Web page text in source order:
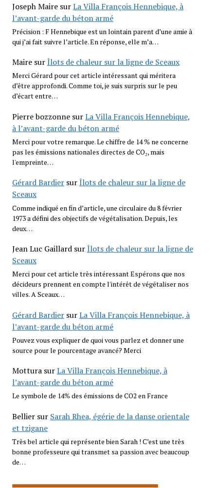
Joseph MairesurLa Villa François Hennebique, à
l’avant-garde du béton armé
Précision : F Hennebique est un lointain parent d’une amie à
qui j’ai fait suivre l’article. En réponse, elle m’a…
MairesurÎlots de chaleur sur la ligne de Sceaux
Merci Gérard pour cet article intéressant qui méritera
d’être approfondi. Comme toi, je suis surpris sur le peu
d’écart entre…
Pierre bozzonnesurLa Villa François Hennebique,
à l’avant-garde du béton armé
Merci pour votre remarque. Le chiffre de 14 % ne concerne
pas les émissions nationales directes de CO₂, mais
l'empreinte…
Gérard BardiersurÎlots de chaleur sur la ligne de
Sceaux
Comme indiqué en fin d’article, une circulaire du 8 février
1973 a défini des objectifs de végétalisation. Depuis, les
deux…
Jean Luc GaillardsurÎlots de chaleur sur la ligne de
Sceaux
Merci pour cet article très intéressant Espérons que nos
décideurs prennent en compte l'intérêt de végétaliser nos
villes. A Sceaux…
Gérard BardiersurLa Villa François Hennebique, à
l’avant-garde du béton armé
Pouvez vous expliquer de quoi vous parlez et donner une
source pour le pourcentage avancé? Merci
MotturasurLa Villa François Hennebique, à
l’avant-garde du béton armé
Le symbole de 14% des émissions de CO2 en France
Belliersur Sarah Rhea, égérie de la danse orientale
et tzigane
Très bel article qui représente bien Sarah ! C’est une très
bonne professeure qui transmet sa passion avec beaucoup
de…